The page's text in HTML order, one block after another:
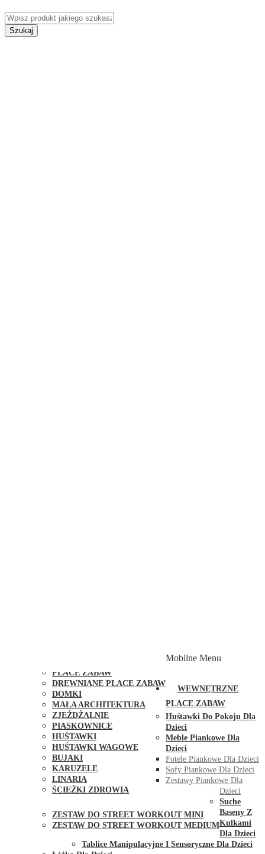
Szukaj
PLACE ZABAW
DREWNIANE PLACE ZABAW
DOMKI
MAŁA ARCHITEKTURA
ZJEŻDŻALNIE
PIASKOWNICE
HUŚTAWKI
HUŚTAWKI WAGOWE
BUJAKI
KARUZELE
LINARIA
ŚCIEŻKI ZDROWIA
ZESTAW DO STREET WORKOUT MINI
ZESTAW DO STREET WORKOUT MEDIUM
Mobilne Menu
WEWNĘTRZNE
PLACE ZABAW
Huśtawki Do Pokoju Dla
Dzieci
Meble Piankowe Dla
Dzieci
Fotele Piankowe Dla Dzieci
Sofy Piankowe Dla Dzieci
Zestawy Piankowe Dla
Dzieci
Suche
Baseny Z
Kulkami
Dla Dzieci
Tablice Manipulacyjne I Sensoryczne Dla Dzieci